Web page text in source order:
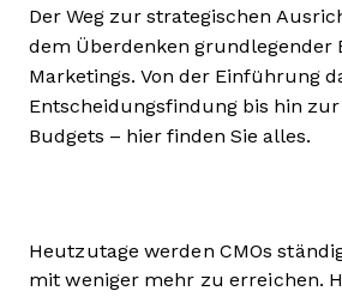
Der Weg zur strategischen
dem Überdenken grundlegender
Marketings. Von der Einführung
Entscheidungsfindung bis hin
Budgets – hier finden Sie alles.
Heutzutage werden CMOs
mit weniger mehr zu erreichen.